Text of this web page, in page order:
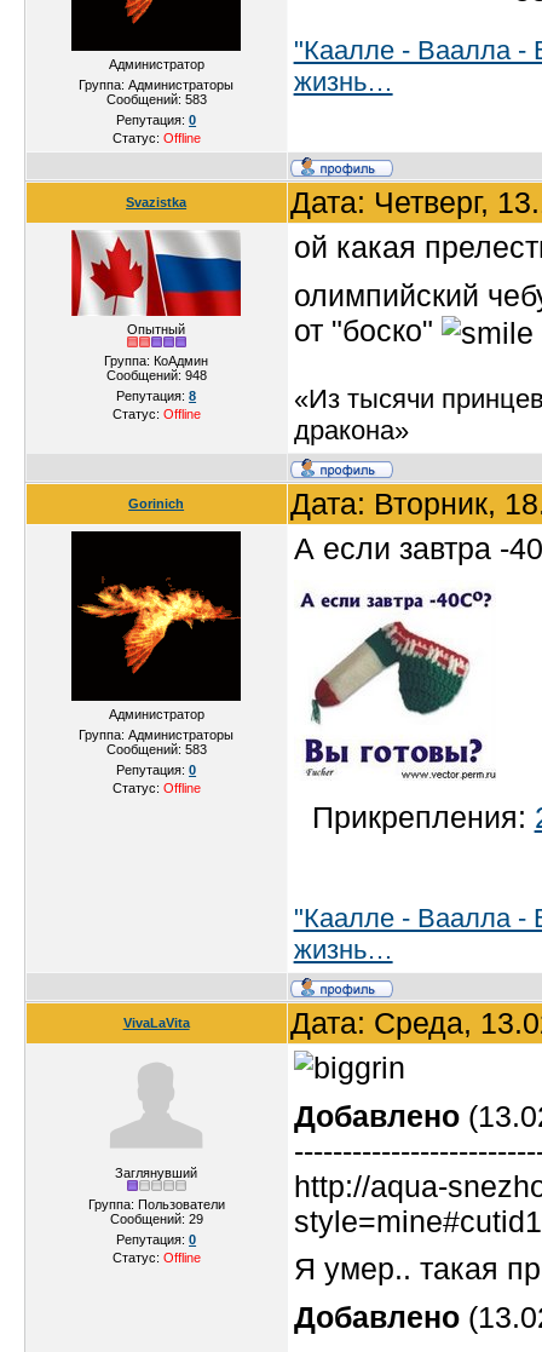
Администратор
Группа: Администраторы
Сообщений: 583
Репутация:0
Статус: Offline
"Каалле - Ваалла -
жизнь…
Svazistka Дата: Четверг,
Опытный
Группа: КоАдмин
Сообщений: 948
Репутация:8
Статус: Offline
ой какая
олимпийский
от "боско"
«Из тысячи
дракона»
Gorinich Дата: Вторник,
Администратор
Группа: Администраторы
Сообщений: 583
Репутация:0
Статус: Offline
А если завтра -
Прикрепления:
"Каалле - Ваалла -
жизнь…
VivaLaVita Дата: Среда,
Заглянувший
Группа: Пользователи
Сообщений: 29
Репутация:0
Статус: Offline
Добавлено
http://aqua-
style=mine#cutid1
Я умер.. такая
Добавлено